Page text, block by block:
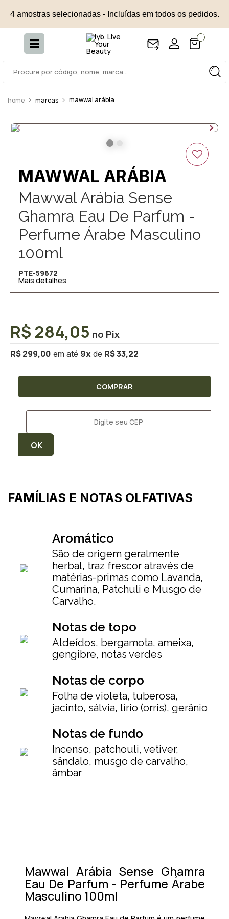
4 amostras selecionadas - Incluídas em todos os pedidos.
marcas mawwal arábia
MAWWAL ARÁBIA
Mawwal Arábia Sense
Ghamra Eau De Parfum -
Perfume Árabe Masculino
100ml
PTE-59672
Mais detalhes
R$ 299,00 9x R$ 33,22
R$ 284,05
COMPRAR
FAMÍLIAS E NOTAS OLFATIVAS
Aromático
São de origem geralmente
herbal, traz frescor através de
matérias-primas como Lavanda,
Cumarina, Patchuli e Musgo de
Carvalho.
Notas de topo
Aldeídos, bergamota, ameixa,
gengibre, notas verdes
Notas de corpo
Folha de violeta, tuberosa,
jacinto, sálvia, lírio (orris), gerânio
Notas de fundo
Incenso, patchouli, vetiver,
sândalo, musgo de carvalho,
âmbar
Mawwal Arábia Sense Ghamra
Eau De Parfum - Perfume Árabe
Masculino 100ml